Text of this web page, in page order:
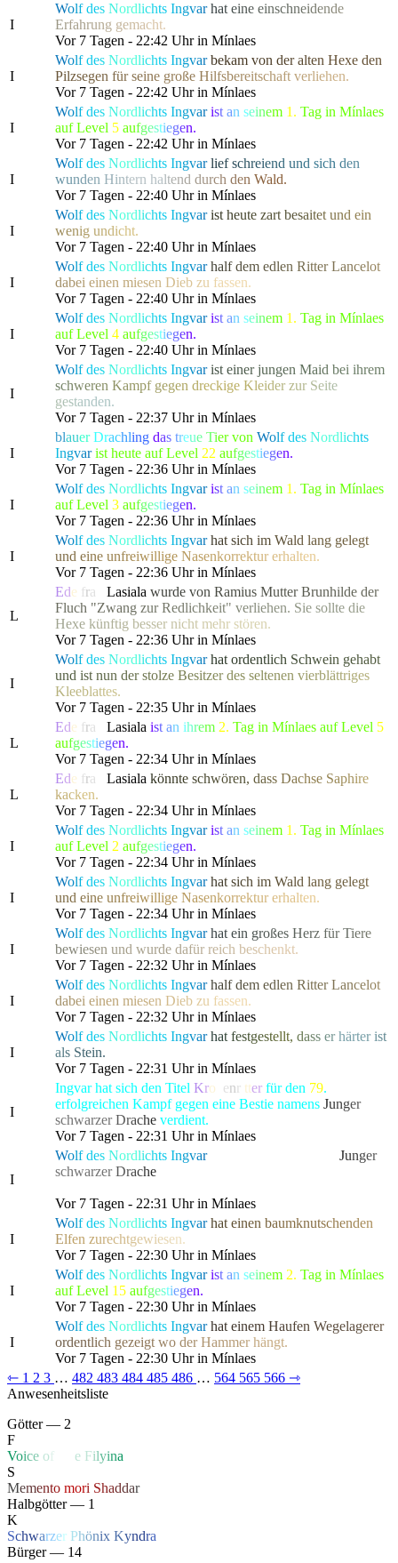
I
Wolfdes Nordlichts Ingvar hat eine einschneidende
Erfahrung gemacht.
Vor 7 Tagen - 22:42 Uhr in Mínlaes
I
Wolfdes Nordlichts Ingvar bekam von der alten Hexe den
Pilzsegen für seine große Hilfsbereitschaft verliehen.
Vor 7 Tagen - 22:42 Uhr in Mínlaes
I
Wolfdes Nordlichts Ingvar ist an seinem 1. Tag in Mínlaes
auf Level 5 aufgestiegen.
Vor 7 Tagen - 22:42 Uhr in Mínlaes
I
Wolfdes Nordlichts Ingvar lief schreiend und sich den
wunden Hintern haltend durch den Wald.
Vor 7 Tagen - 22:40 Uhr in Mínlaes
I
Wolfdes Nordlichts Ingvar ist heute zart besaitet und ein
wenig undicht.
Vor 7 Tagen - 22:40 Uhr in Mínlaes
I
Wolfdes Nordlichts Ingvar half dem edlen Ritter Lancelot
dabei einen miesen Dieb zu fassen.
Vor 7 Tagen - 22:40 Uhr in Mínlaes
I
Wolfdes Nordlichts Ingvar ist an seinem 1. Tag in Mínlaes
auf Level 4 aufgestiegen.
Vor 7 Tagen - 22:40 Uhr in Mínlaes
I
Wolfdes Nordlichts Ingvar ist einer jungen Maid bei ihrem
schweren Kampf gegen dreckige Kleider zur Seite
gestanden.
Vor 7 Tagen - 22:37 Uhr in Mínlaes
I
blauerDrachling das treue Tier von Wolfdes Nordlichts
Ingvarist heute auf Level 22 aufgestiegen.
Vor 7 Tagen - 22:36 Uhr in Mínlaes
I
Wolfdes Nordlichts Ingvar ist an seinem 1. Tag in Mínlaes
auf Level 3 aufgestiegen.
Vor 7 Tagen - 22:36 Uhr in Mínlaes
I
Wolfdes Nordlichts Ingvar hat sich im Wald lang gelegt
und eine unfreiwillige Nasenkorrektur erhalten.
Vor 7 Tagen - 22:36 Uhr in Mínlaes
L
Ede fra Lasiala wurde von Ramius Mutter Brunhilde der
Fluch "Zwang zur Redlichkeit" verliehen. Sie sollte die
Hexe künftig besser nicht mehr stören.
Vor 7 Tagen - 22:36 Uhr in Mínlaes
I
Wolfdes Nordlichts Ingvar hat ordentlich Schwein gehabt
und ist nun der stolze Besitzerdes seltenen vierblättriges
Kleeblattes.
Vor 7 Tagen - 22:35 Uhr in Mínlaes
L
Ede fra Lasiala ist an ihrem 2. Tag in Mínlaes auf Level 5
aufgestiegen.
Vor 7 Tagen - 22:34 Uhr in Mínlaes
L
Ede fra Lasiala könnte schwören, dass Dachse Saphire
kacken.
Vor 7 Tagen - 22:34 Uhr in Mínlaes
I
Wolfdes Nordlichts Ingvar ist an seinem 1. Tag in Mínlaes
auf Level 2 aufgestiegen.
Vor 7 Tagen - 22:34 Uhr in Mínlaes
I
Wolfdes Nordlichts Ingvar hat sich im Wald lang gelegt
und eine unfreiwillige Nasenkorrektur erhalten.
Vor 7 Tagen - 22:34 Uhr in Mínlaes
I
Wolfdes Nordlichts Ingvar hat ein großes Herz für Tiere
bewiesen und wurde dafür reich beschenkt.
Vor 7 Tagen - 22:32 Uhr in Mínlaes
I
Wolfdes Nordlichts Ingvar half dem edlen Ritter Lancelot
dabei einen miesen Dieb zu fassen.
Vor 7 Tagen - 22:32 Uhr in Mínlaes
I
Wolfdes Nordlichts Ingvar hat festgestellt, dass er härter ist
als Stein.
Vor 7 Tagen - 22:31 Uhr in Mínlaes
I
Ingvar hat sich den Titel Kro enr tter für den 79.
erfolgreichen Kampf gegen eine Bestie namens Junger
schwarzer Drache verdient.
Vor 7 Tagen - 22:31 Uhr in Mínlaes
I
Wolfdes Nordlichts Ingvarhat die gefürchtete, als Junger
schwarzer Drache
Vor 7 Tagen - 22:31 Uhr in Mínlaes
I
Wolfdes Nordlichts Ingvar hat einen baumknutschenden
Elfen zurechtgewiesen.
Vor 7 Tagen - 22:30 Uhr in Mínlaes
I
Wolfdes Nordlichts Ingvar ist an seinem 2. Tag in Mínlaes
auf Level 15 aufgestiegen.
Vor 7 Tagen - 22:30 Uhr in Mínlaes
I
Wolfdes Nordlichts Ingvar hat einem Haufen Wegelagerer
ordentlich gezeigt wo der Hammer hängt.
Vor 7 Tagen - 22:30 Uhr in Mínlaes
⇽ 1 2 3 … 482 483 484 485 486 … 564 565 566 ⇾
Anwesenheitsliste
Götter — 2
F
Voice of e Filyina
S
Memento mori Shaddar
Halbgötter — 1
K
Schwarzer Phönix Kyndra
Bürger — 14